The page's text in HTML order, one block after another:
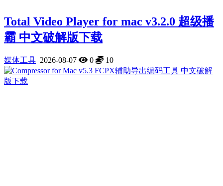
Total Video Player for mac v3.2.0 超级播
霸 中文破解版下载
媒体工具 2026-08-07 0 10